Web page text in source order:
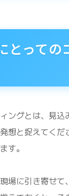
とって
ングとは、見
想と捉えてく
す。
場に引き寄せて